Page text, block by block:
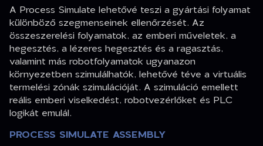
A Process Simulate lehetővé teszi a gyártási folyamat
különböző szegmenseinek ellenőrzését. Az
összeszerelési folyamatok, az emberi műveletek, a
hegesztés, a lézeres hegesztés és a ragasztás,
valamint más robotfolyamatok ugyanazon
környezetben szimulálhatók, lehetővé téve a virtuális
termelési zónák szimulációját. A szimuláció emellett
reális emberi viselkedést, robotvezérlőket és PLC
logikát emulál.
PROCESS SIMULATE ASSEMBLY